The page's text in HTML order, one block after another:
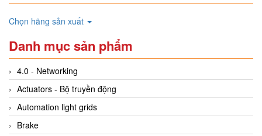
Chọn hãng sản xuất
Danh mục sản phẩm
4.0 - Networking
Actuators - Bộ truyền động
Automation light grids
Brake